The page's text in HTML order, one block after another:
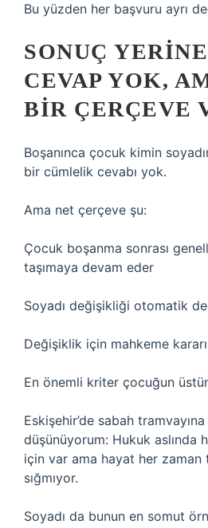
Bu yüzden her başvuru ayrı
SONUÇ
CEVAP YOK,
BIR ÇERÇEVE
Boşanınca çocuk kimin
bir cümlelik cevabı yok.
Ama net çerçeve şu:
Çocuk boşanma sonrası
taşımaya devam eder
Soyadı değişikliği otomatik
Değişiklik için mahkeme
En önemli kriter çocuğun
Eskişehir’de sabah
düşünüyorum: Hukuk aslında
için var ama hayat her zaman
sığmıyor.
Soyadı da bunun en somut